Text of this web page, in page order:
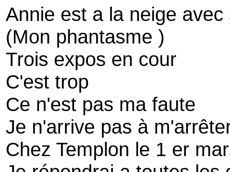
Annie est a la neige
(Mon phantasme )
Trois expos en cour
C'est trop
Ce n'est pas ma faute
Je n'arrive pas à
Chez Templon le 1 er